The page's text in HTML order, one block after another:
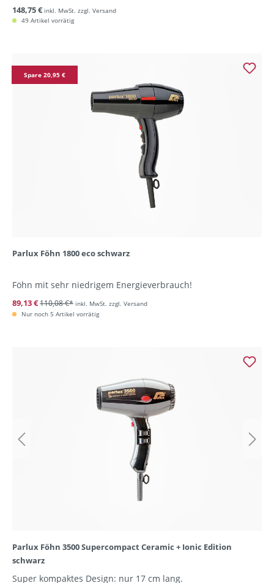
148,75 € inkl. MwSt. zzgl. Versand
49 Artikel vorrätig
Spare 20,95 €
Parlux Föhn 1800 eco schwarz
Föhn mit sehr niedrigem Energieverbrauch!
89,13 €110,08 €* inkl. MwSt. zzgl. Versand
Nur noch 5 Artikel vorrätig
Parlux Föhn 3500 Supercompact Ceramic + Ionic Edition
schwarz
Super kompaktes Design: nur 17 cm lang.